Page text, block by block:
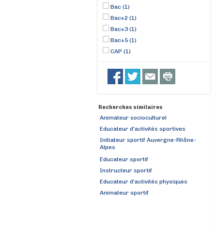
Bac (1)
Bac+2 (1)
Bac+3 (1)
Bac+5 (1)
CAP (1)
Recherches similaires
Animateur socioculturel
Educateur d'activités sportives
Initiateur sportif Auvergne-Rhône-
Alpes
Educateur sportif
Instructeur sportif
Educateur d'activités physiques
Animateur sportif